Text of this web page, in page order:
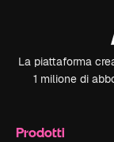
La piattaforma
1 milione di
Prodotti